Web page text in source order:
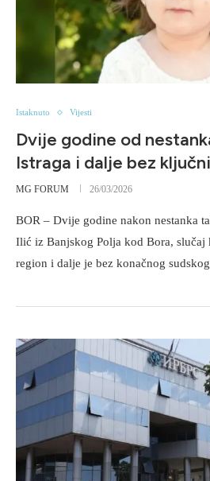
Istaknuto Vijesti
Dvije godine od
Istraga i dalje bez
MG FORUM 26/03/2026
BOR – Dvije godine nakon nestanka
Ilić iz Banjskog Polja kod Bora, slučaj
region i dalje je bez konačnog